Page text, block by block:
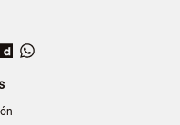
Dailymotion